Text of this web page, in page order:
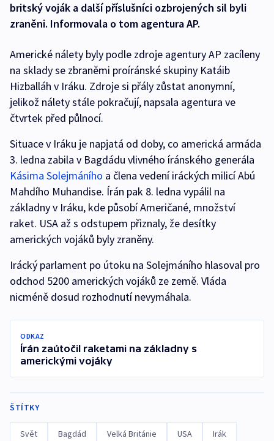
britský voják a další příslušníci ozbrojených sil byli
zraněni. Informovala o tom agentura AP.
Americké nálety byly podle zdroje agentury AP zacíleny
na sklady se zbraněmi proíránské skupiny Katáib
Hizballáh v Iráku. Zdroje si přály zůstat anonymní,
jelikož nálety stále pokračují, napsala agentura ve
čtvrtek před půlnocí.
Situace v Iráku je napjatá od doby, co americká armáda
3. ledna zabila v Bagdádu vlivného íránského generála
Kásima Solejmáního a člena vedení iráckých milicí Abú
Mahdího Muhandise. Írán pak 8. ledna vypálil na
základny v Iráku, kde působí Američané, množství
raket. USA až s odstupem přiznaly, že desítky
amerických vojáků byly zraněny.
Irácký parlament po útoku na Solejmáního hlasoval pro
odchod 5200 amerických vojáků ze země. Vláda
nicméně dosud rozhodnutí nevymáhala.
ODKAZ
Írán zaútočil raketami na základny s
americkými vojáky
ŠTÍTKY
Svět Bagdád Velká Británie USA Irák